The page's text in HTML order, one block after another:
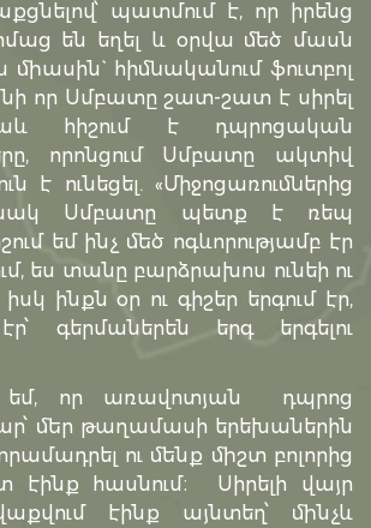
պատմում է, որ իրենց
են եղել և օրվա մեծ մասն
միասին` հիմնականում ֆուտբոլ
որ Սմբատը շատ-շատ է սիրել
հիշում է դպրոցական
որոնցում Սմբատը ակտիվ
է ունեցել. «Միջոցառումներից
Սմբատը պետք է ռեպ
եմ ինչ մեծ ոգևորությամբ էր
ես տանը բարձրախոս ունեի ու
ինքն օր ու գիշեր երգում էր,
գերմաներեն երգ երգելու
եմ, որ առավոտյան դպրոց
մեր թաղամասի երեխաներին
ու մենք միշտ բոլորից
էինք հասնում։ Սիրելի վայր
էինք այնտեղ՝ մինչև